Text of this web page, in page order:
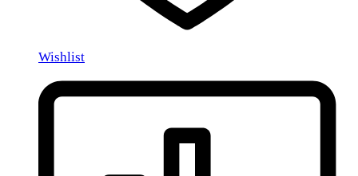
Wishlist